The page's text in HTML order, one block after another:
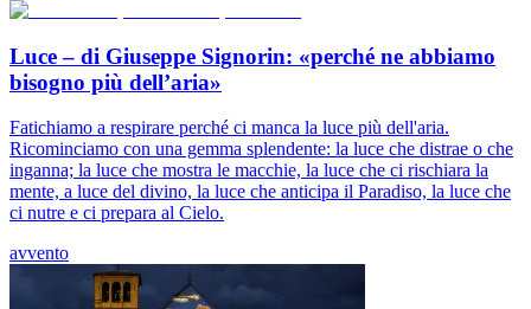
Luce – di Giuseppe Signorin: «perché ne abbiamo
bisogno più dell’aria»
Fatichiamo a respirare perché ci manca la luce più dell'aria.
Ricominciamo con una gemma splendente: la luce che distrae o che
inganna; la luce che mostra le macchie, la luce che ci rischiara la
mente, a luce del divino, la luce che anticipa il Paradiso, la luce che
ci nutre e ci prepara al Cielo.
avvento